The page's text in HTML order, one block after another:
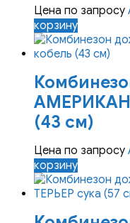
Цена по запросу
корзину
(43 см)
Цена по запросу
корзину